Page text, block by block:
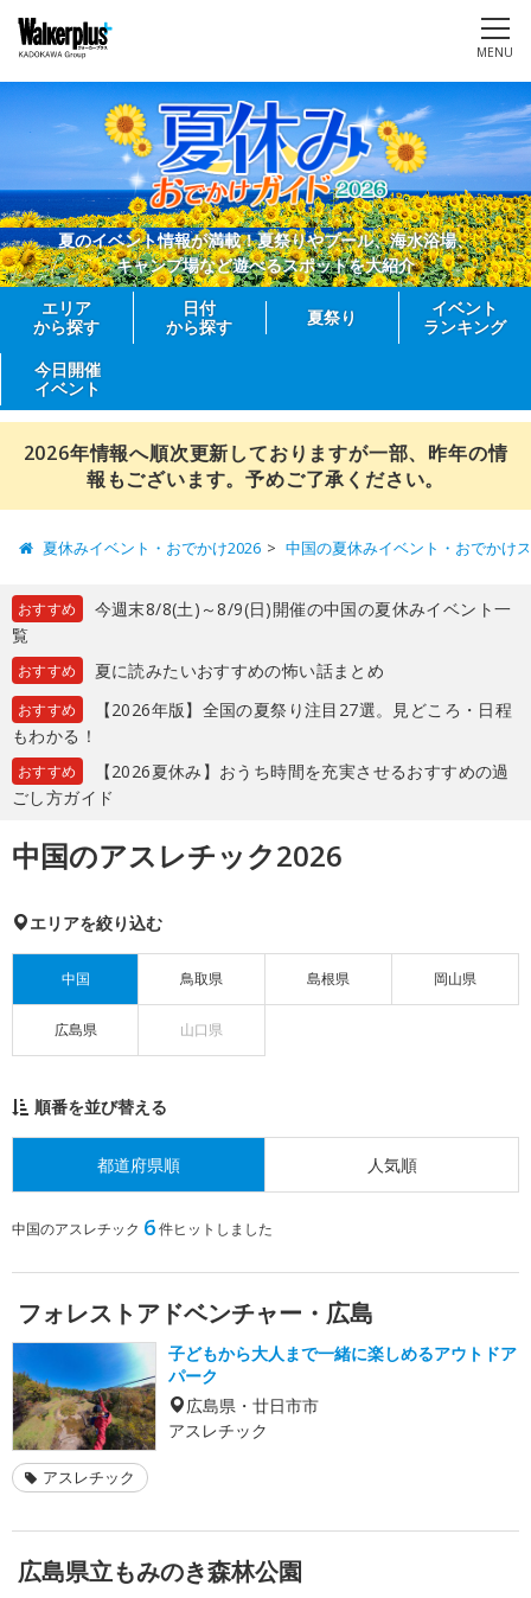
MENU
夏のイベント情報が満載！夏祭りやプール、海水浴場、
キャンプ場など遊べるスポットを大紹介
エリア
から探す
日付
から探す
夏祭り
イベント
ランキング
今日開催
イベント
2026年情報へ順次更新しておりますが一部、昨年の情
報もございます。予めご了承ください。
夏休みイベント・おでかけ2026 中国の夏休みイベント・おでかけ
おすすめ
今週末8/8(土)～8/9(日)開催の中国の夏休みイベント一
覧
おすすめ 夏に読みたいおすすめの怖い話まとめ
おすすめ
【2026年版】全国の夏祭り注目27選。見どころ・日程
もわかる！
おすすめ
【2026夏休み】おうち時間を充実させるおすすめの過
ごし方ガイド
中国のアスレチック2026
エリアを絞り込む
中国 鳥取県 島根県 岡山県
広島県 山口県
順番を並び替える
都道府県順 人気順
中国のアスレチック 6件ヒットしました
フォレストアドベンチャー・広島
子どもから大人まで一緒に楽しめるアウトドア
パーク
広島県・廿日市市
アスレチック
アスレチック
広島県立もみのき森林公園